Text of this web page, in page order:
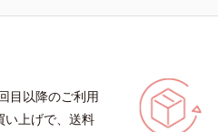
目以降のご利用
い上げで、送料